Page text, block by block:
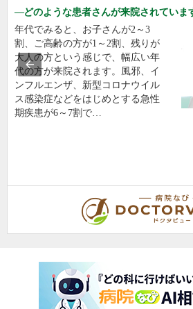
どのような患者さんが来院されていま
年代でみると、お子さんが2～3
割、ご高齢の方が1～2割、残りが
大人の方という感じで、幅広い年
代の方が来院されます。風邪、イ
ンフルエンザ、新型コロナウイル
ス感染症などをはじめとする急性
期疾患が6～7割で…